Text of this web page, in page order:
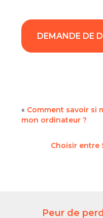
DEMANDE DE
« Comment savoir si
mon ordinateur ?
Choisir entre
Peur de